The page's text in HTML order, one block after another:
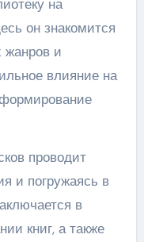
на
он знакомится
жанров и
влияние на
проводит
и погружаясь в
в
книг, а также